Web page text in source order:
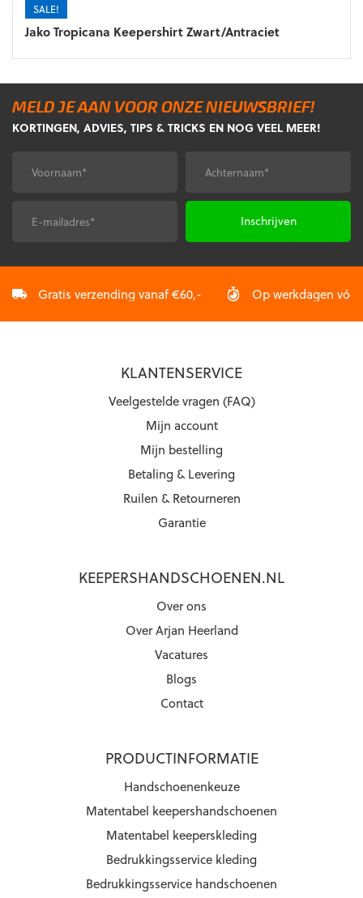
de
productpagina
SALE!
Jako Tropicana Keepershirt Zwart/Antraciet
MELD JE AAN VOOR ONZE NIEUWSBRIEF!
KORTINGEN, ADVIES, TIPS & TRICKS EN NOG VEEL MEER!
Voornaam* Achternaam*
Gratis verzending vanaf €60,- Op werkdagen
KLANTENSERVICE
Veelgestelde vragen (FAQ)
Mijn account
Mijn bestelling
Betaling & Levering
Ruilen & Retourneren
Garantie
KEEPERSHANDSCHOENEN.NL
Over ons
Over Arjan Heerland
Vacatures
Blogs
Contact
PRODUCTINFORMATIE
Handschoenenkeuze
Matentabel keepershandschoenen
Matentabel keeperskleding
Bedrukkingsservice kleding
Bedrukkingsservice handschoenen